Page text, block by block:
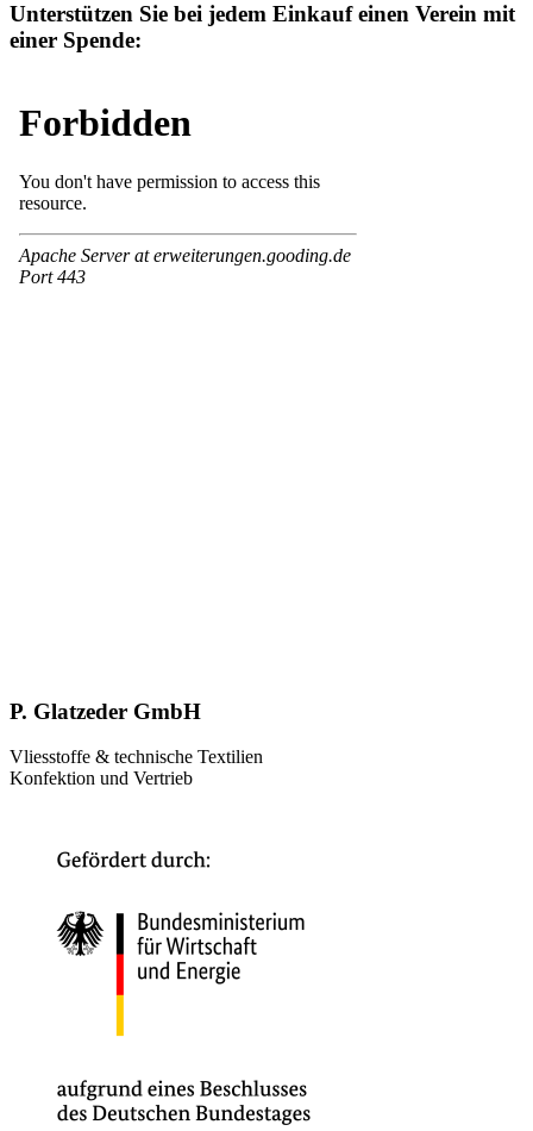
Unterstützen Sie bei jedem Einkauf einen Verein mit
einer Spende:
P. Glatzeder GmbH
Vliesstoffe & technische Textilien
Konfektion und Vertrieb